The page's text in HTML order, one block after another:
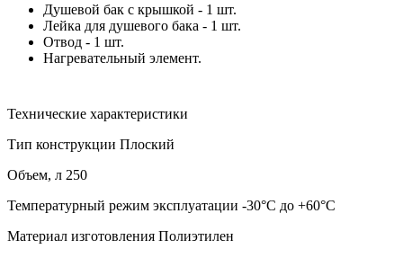
Душевой бак с крышкой - 1 шт.
Лейка для душевого бака - 1 шт.
Отвод - 1 шт.
Нагревательный элемент.
Технические характеристики
Тип конструкции Плоский
Объем, л 250
Температурный режим эксплуатации -30°C до +60°C
Материал изготовления Полиэтилен